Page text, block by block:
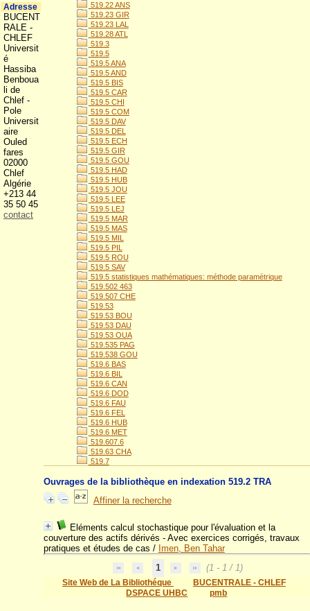
519.22 ANS
519.23 GIR
519.23 LAL
519.28 ATL
519.3
519.5
519.5 ANA
519.5 AND
519.5 BIS
519.5 CAR
519.5 CHI
519.5 COM
519.5 DAV
519.5 DEL
519.5 ECH
519.5 GIR
519.5 GOU
519.5 HAD
519.5 HUB
519.5 JOU
519.5 LEE
519.5 LEJ
519.5 MAR
519.5 MAS
519.5 MIL
519.5 PIL
519.5 ROU
519.5 SAV
519.5 statistiques mathématiques: méthode paramétrique
519.502 463
519.507 CHE
519.53
519.53 BOU
519.53 DAU
519.53 OUA
519.535 PAG
519.538 GOU
519.6 BAS
519.6 BIL
519.6 CAN
519.6 DOD
519.6 FAU
519.6 FEL
519.6 HUB
519.6 MET
519.607.6
519.63 CHA
519.7
Ouvrages de la bibliothèque en indexation 519.2 TRA
Affiner la recherche
Eléments calcul stochastique pour l'évaluation et la
couverture des actifs dérivés - Avec exercices corrigés, travaux
pratiques et études de cas / Imen, Ben Tahar
1
(1 - 1 / 1)
Site Web de La Bibliothéque
BUCENTRALE - CHLEF
DSPACE UHBC
pmb
Adresse
BUCENT
RALE -
CHLEF
Universit
é
Hassiba
Benboua
li de
Chlef -
Pole
Universit
aire
Ouled
fares
02000
Chlef
Algérie
+213 44
35 50 45
contact